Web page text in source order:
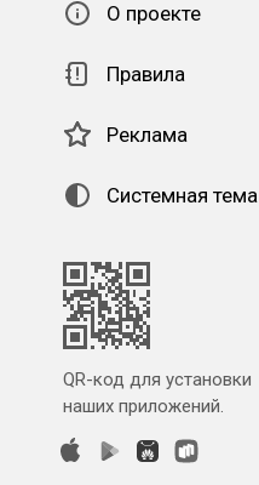
О проекте
Правила
Реклама
Системная тема
QR-код для установки
наших приложений.